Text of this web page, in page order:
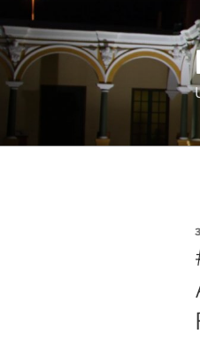
Saltar
al
contenido